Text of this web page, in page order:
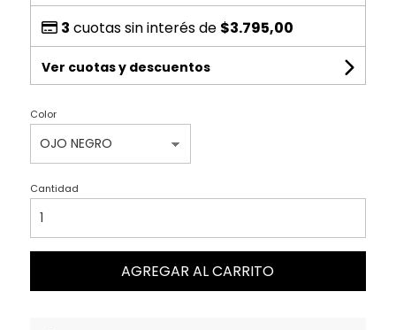
3 cuotas sin interés de $3.795,00
Ver cuotas y descuentos
Color
Cantidad
AGREGAR AL CARRITO